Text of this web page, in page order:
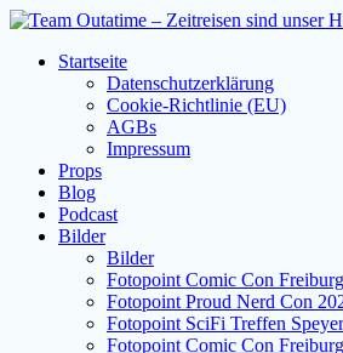
Zum
springenStartseite
Datenschutzerklärung
Cookie-Richtlinie (EU)
AGBs
Impressum
Props
Blog
Podcast
Bilder
Bilder
Fotopoint Comic Con
Fotopoint Proud Nerd Con
Fotopoint SciFi Treffen
Fotopoint Comic Con